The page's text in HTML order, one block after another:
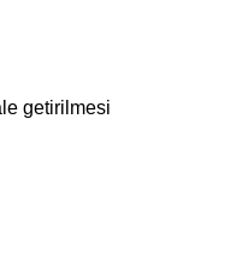
getirilmesi